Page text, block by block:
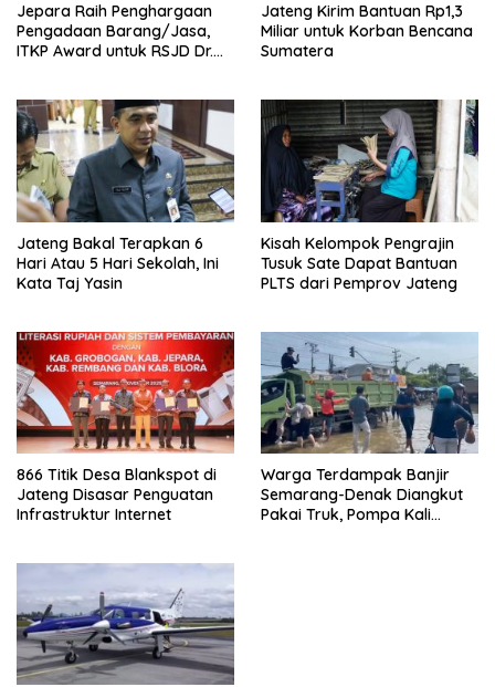
Jepara Raih Penghargaan
Pengadaan Barang/Jasa,
ITKP Award untuk RSJD Dr.
Jateng Kirim Bantuan Rp1,3
Miliar untuk Korban Bencana
Sumatera
Jateng Bakal Terapkan 6
Hari Atau 5 Hari Sekolah, Ini
Kata Taj Yasin
Kisah Kelompok Pengrajin
Tusuk Sate Dapat Bantuan
PLTS dari Pemprov Jateng
866 Titik Desa Blankspot di
Jateng Disasar Penguatan
Infrastruktur Internet
Warga Terdampak Banjir
Semarang-Denak Diangkut
Pakai Truk, Pompa Kali